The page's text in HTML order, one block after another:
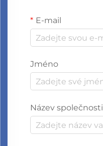
E-mail
Jméno
Název společnosti